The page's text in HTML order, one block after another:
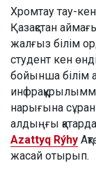
Хромтау тау-
Қазақстан
жалғыз білім
студент кен
бойынша білім
нарығына
алдыңғы
Azattyq Rýhy
жасай отырып.